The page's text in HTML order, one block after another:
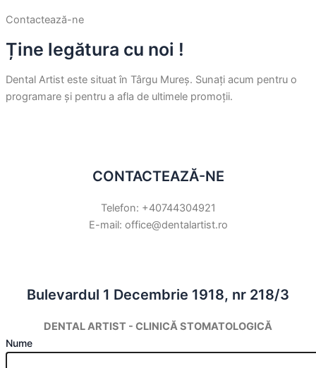
Contactează-ne
Ține legătura cu noi !
Dental Artist este situat în Târgu Mureș. Sunați acum pentru o
programare și pentru a afla de ultimele promoții.
CONTACTEAZĂ-NE
Telefon: +40744304921
E-mail: office@dentalartist.ro
Bulevardul 1 Decembrie 1918, nr 218/3
DENTAL ARTIST - CLINICĂ STOMATOLOGICĂ
Nume